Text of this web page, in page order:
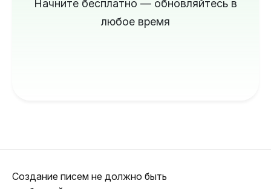
Начните бесплатно — обновляйтесь в
любое время
Создание писем не должно быть